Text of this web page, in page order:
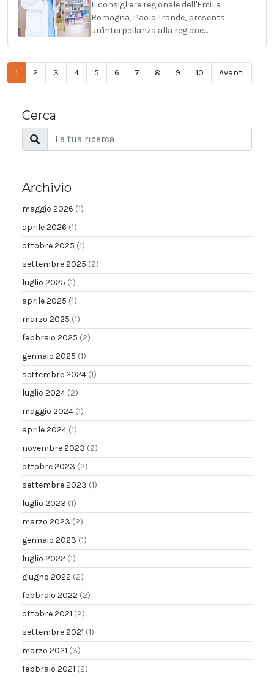
Il consigliere regionale dell'Emilia
Romagna, Paolo Trande, presenta
un'interpellanza alla regione…
1 2 3 4 5 6 7 8 9 10 Avanti
Cerca
Archivio
maggio 2026 (1)
aprile 2026 (1)
ottobre 2025 (1)
settembre 2025 (2)
luglio 2025 (1)
aprile 2025 (1)
marzo 2025 (1)
febbraio 2025 (2)
gennaio 2025 (1)
settembre 2024 (1)
luglio 2024 (2)
maggio 2024 (1)
aprile 2024 (1)
novembre 2023 (2)
ottobre 2023 (2)
settembre 2023 (1)
luglio 2023 (1)
marzo 2023 (2)
gennaio 2023 (1)
luglio 2022 (1)
giugno 2022 (2)
febbraio 2022 (2)
ottobre 2021 (2)
settembre 2021 (1)
marzo 2021 (3)
febbraio 2021 (2)